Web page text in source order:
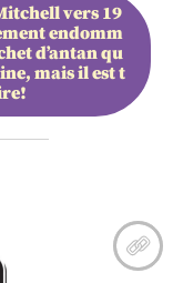
vers 19
endomm
d’antan qu
mais il est t